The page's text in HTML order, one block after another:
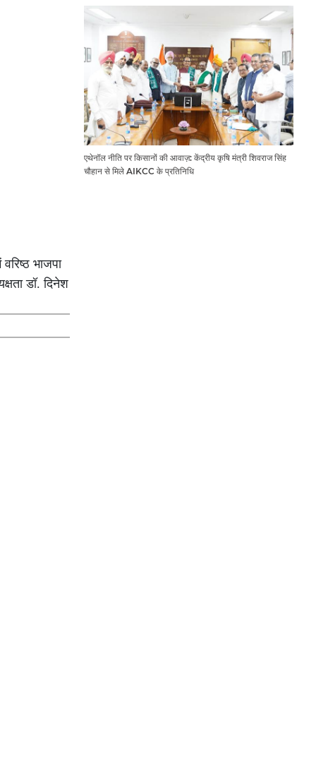
भाजपा
डॉ. दिनेश
एथेनॉल नीति पर किसानों की आवाज़: केंद्रीय कृषि मंत्री शिवराज सिंह
चौहान से मिले AIKCC के प्रतिनिधि